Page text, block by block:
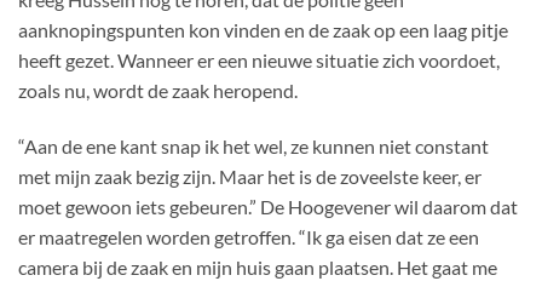
aanknopingspunten kon vinden en de zaak op een laag pitje
heeft gezet. Wanneer er een nieuwe situatie zich voordoet,
zoals nu, wordt de zaak heropend.
“Aan de ene kant snap ik het wel, ze kunnen niet constant
met mijn zaak bezig zijn. Maar het is de zoveelste keer, er
moet gewoon iets gebeuren.” De Hoogevener wil daarom dat
er maatregelen worden getroffen. “Ik ga eisen dat ze een
camera bij de zaak en mijn huis gaan plaatsen. Het gaat me